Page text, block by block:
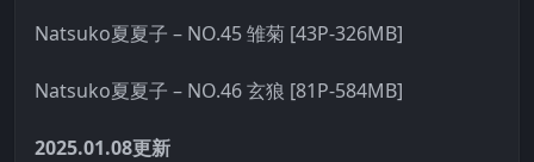
Natsuko夏夏子 – NO.45 雏菊 [43P-326MB]
Natsuko夏夏子 – NO.46 玄狼 [81P-584MB]
2025.01.08更新